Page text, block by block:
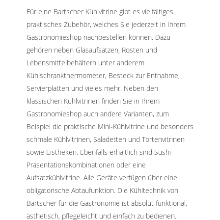
Für eine Bartscher Kühlvitrine gibt es vielfältiges
praktisches Zubehör, welches Sie jederzeit in Ihrem
Gastronomieshop nachbestellen können. Dazu
gehören neben Glasaufsätzen, Rosten und
Lebensmittelbehältern unter anderem
Kühlschrankthermometer, Besteck zur Entnahme,
Servierplatten und vieles mehr. Neben den
klassischen Kühlvitrinen finden Sie in Ihrem
Gastronomieshop auch andere Varianten, zum
Beispiel die praktische Mini-Kühlvitrine und besonders
schmale Kühlvitrinen, Saladetten und Tortenvitrinen
sowie Eistheken. Ebenfalls erhältlich sind Sushi-
Präsentationskombinationen oder eine
Aufsatzkühlvitrine. Alle Geräte verfügen über eine
obligatorische Abtaufunktion. Die Kühltechnik von
Bartscher für die Gastronomie ist absolut funktional,
ästhetisch, pflegeleicht und einfach zu bedienen.